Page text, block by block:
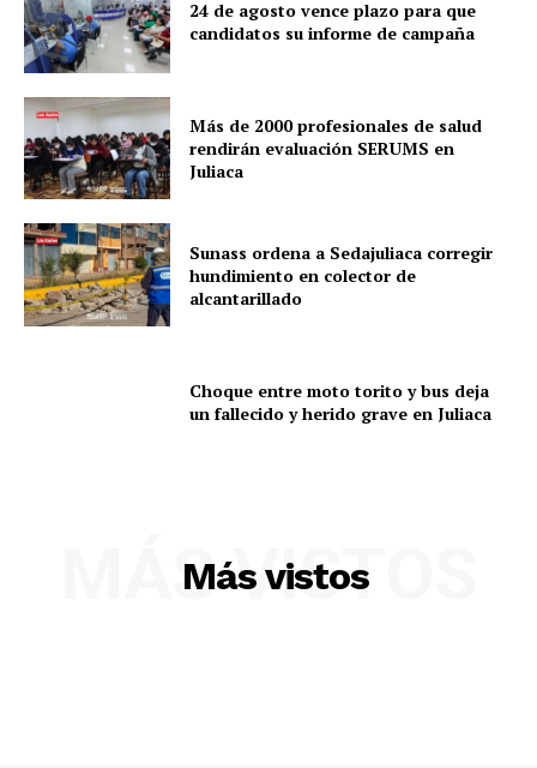
Diario los Andes
24 de agosto vence plazo para que
candidatos su informe de campaña
Más de 2000 profesionales de salud
rendirán evaluación SERUMS en
Juliaca
Sunass ordena a Sedajuliaca corregir
hundimiento en colector de
alcantarillado
Choque entre moto torito y bus deja
un fallecido y herido grave en Juliaca
Más vistos
MÁS VISTOS